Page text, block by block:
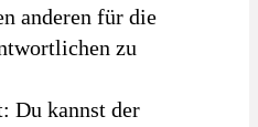
anderen für die
zu
Du kannst der